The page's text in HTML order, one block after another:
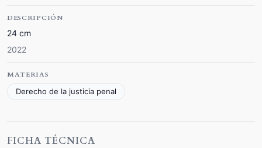
DESCRIPCIÓN
24 cm
2022
MATERIAS
Derecho de la justicia penal
FICHA TÉCNICA